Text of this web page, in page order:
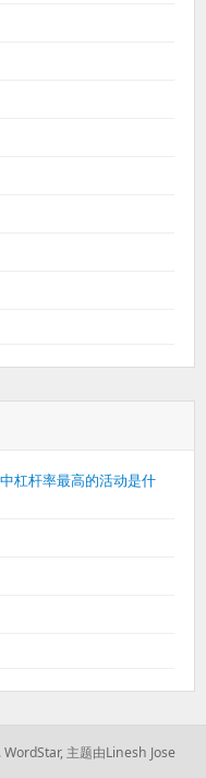
杠杆率最高的活动是什
WordStar, 主题由Linesh Jose